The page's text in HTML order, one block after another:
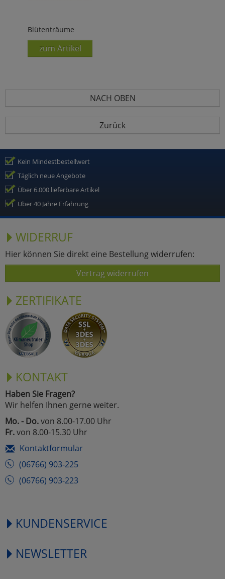
Blütenträume
zum Artikel
NACH OBEN
Zurück
Kein Mindestbestellwert
Täglich neue Angebote
Über 6.000 lieferbare Artikel
Über 40 Jahre Erfahrung
WIDERRUF
Hier können Sie direkt eine Bestellung widerrufen:
Vertrag widerrufen
ZERTIFIKATE
KONTAKT
Haben Sie Fragen?
Wir helfen Ihnen gerne weiter.
Mo. - Do.von 8.00-17.00 Uhr
Fr.von 8.00-15.30 Uhr
Kontaktformular
(06766) 903-225
(06766) 903-223
KUNDENSERVICE
NEWSLETTER